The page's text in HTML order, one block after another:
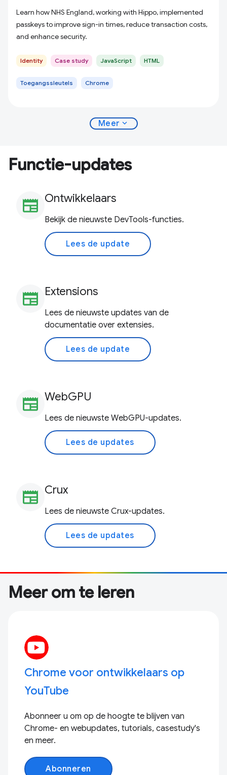
Learn how NHS England, working with Hippo, implemented
passkeys to improve sign-in times, reduce transaction costs,
and enhance security.
Identity Case study JavaScript HTML
Toegangssleutels Chrome
Meer expand_more
Functie-updates
newspaper Ontwikkelaars
Bekijk de nieuwste DevTools-functies.
Lees de update
newspaper Extensions
Lees de nieuwste updates van de
documentatie over extensies.
Lees de update
newspaper WebGPU
Lees de nieuwste WebGPU-updates.
Lees de updates
newspaper Crux
Lees de nieuwste Crux-updates.
Lees de updates
Meer om te leren
Chrome voor ontwikkelaars op
YouTube
Abonneer u om op de hoogte te blijven van
Chrome- en webupdates, tutorials, casestudy's
en meer.
Abonneren